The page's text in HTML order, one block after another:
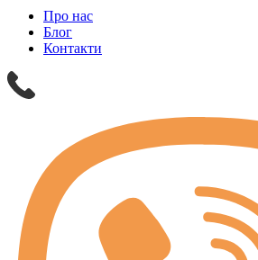
Про нас
Блог
Контакти